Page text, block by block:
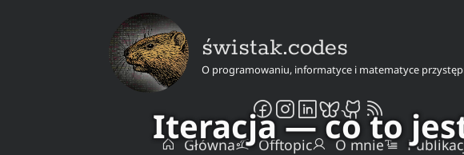
świstak.codes
O programowaniu, informatyce i matematyce
Główna Offtopic O mnie
Iteracja — co to